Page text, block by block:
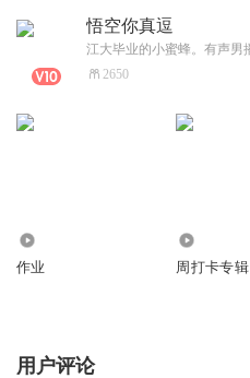
悟空你真逗
2650
作业 周打卡专辑
用户评论